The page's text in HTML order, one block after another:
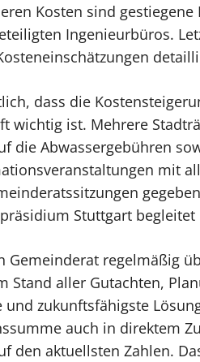
Kosten sind
Ingenieurbüros.
dass die
wichtig ist. Mehrere
die Abwassergebühren
mit
Stuttgart
Gemeinderat regelmäßig
Stand aller Gutachten,
zukunftsfähigste
auch in direktem
den aktuellsten Zahlen.